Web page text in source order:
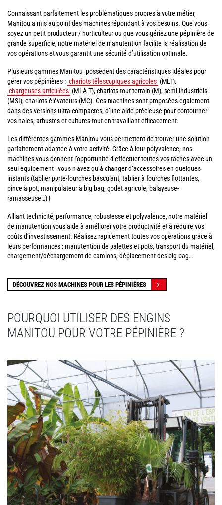
Connaissant parfaitement les problématiques propres à votre métier,
Manitou a mis au point des machines répondant à vos besoins. Que vous
soyez un petit producteur / horticulteur ou que vous gériez une pépinière de
grande superficie, notre matériel de manutention facilite la réalisation de
vos opérations et vous garantit une sécurité d’utilisation optimale.
Plusieurs gammes Manitou possèdent des caractéristiques idéales pour
gérer vos pépinières : chariots télescopiques agricoles (MLT),
chargeuses articulées (MLA-T), chariots tout-terrain (M), semi-industriels
(MSI), chariots élévateurs (MC). Ces machines sont proposées également
dans des versions ultra-compactes, d’une aide précieuse pour contourner
vos haies, arbustes et cultures tout en travaillant efficacement.
Les différentes gammes Manitou vous permettent de trouver une solution
parfaitement adaptée à votre activité. Grâce à leur polyvalence, nos
machines vous donnent l’opportunité d’effectuer toutes vos tâches avec un
seul équipement : vous n’avez qu’à changer d’accessoires en quelques
instants (tablier porte-fourches basculant, tablier à fourches flottantes,
pince à pot, manipulateur à big bag, godet agricole, balayeuse-
ramasseuse…) !
Alliant technicité, performance, robustesse et polyvalence, notre matériel
de manutention vous aide à améliorer votre productivité et à réduire vos
coûts d’investissement. Réalisez rapidement toutes vos opérations grâce à
leurs performances : manutention de palettes et pots, transport du matériel,
chargement/déchargement de camions, déplacement des big bag…
DÉCOUVREZ NOS MACHINES POUR LES PÉPINIÈRES
POURQUOI UTILISER DES ENGINS
MANITOU POUR VOTRE PÉPINIÈRE ?